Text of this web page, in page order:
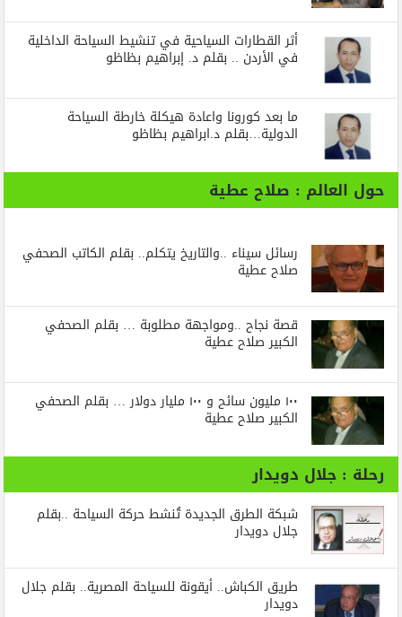
أثر القطارات السياحية في تنشيط السياحة الداخلية
في الأردن .. بقلم د. إبراهيم بظاظو
ما بعد كورونا واعادة هيكلة خارطة السياحة
الدولية…بقلم د.ابراهيم بظاظو
حول العالم : صلاح عطية
رسائل‭ ‬سيناء‭.. ‬والتاريخ‭ ‬يتكلم.. بقلم الكاتب الصحفي
صلاح عطية
قصة نجاح ..ومواجهة مطلوبة … بقلم الصحفي
الكبير صلاح عطية
١٠٠ مليون سائح و ١٠٠ مليار دولار … بقلم الصحفي
الكبير صلاح عطية
رحلة : جلال دويدار
شبكة الطرق الجديدة تُنشط حركة السياحة ..بقلم
جلال دويدار
طريق الكباش.. أيقونة للسياحة المصرية.. بقلم جلال
دويدار